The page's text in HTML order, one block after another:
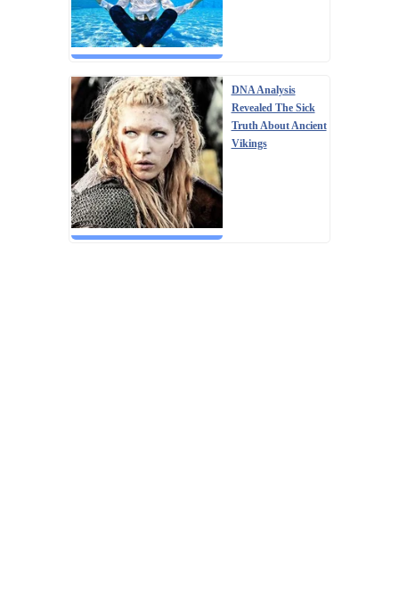
DNA Analysis
Revealed The Sick
Truth About Ancient
Vikings